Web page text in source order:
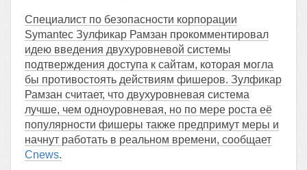
Специалист по безопасности корпорации
Symantec Зулфикар Рамзан прокомментировал
идею введения двухуровневой системы
подтверждения доступа к сайтам, которая могла
бы противостоять действиям фишеров. Зулфикар
Рамзан считает, что двухуровневая система
лучше, чем одноуровневая, но по мере роста её
популярности фишеры также предпримут меры и
начнут работать в реальном времени, сообщает
Cnews.